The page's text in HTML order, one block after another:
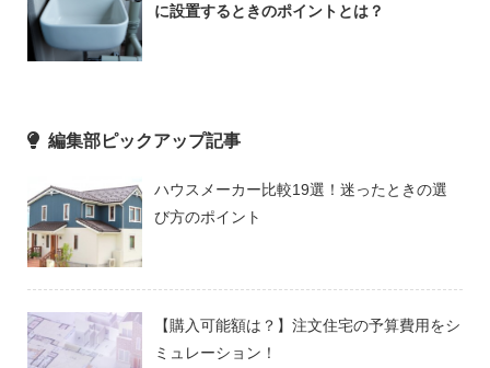
に設置するときのポイントとは？
編集部ピックアップ記事
ハウスメーカー比較19選！迷ったときの選
び方のポイント
【購入可能額は？】注文住宅の予算費用をシ
ミュレーション！